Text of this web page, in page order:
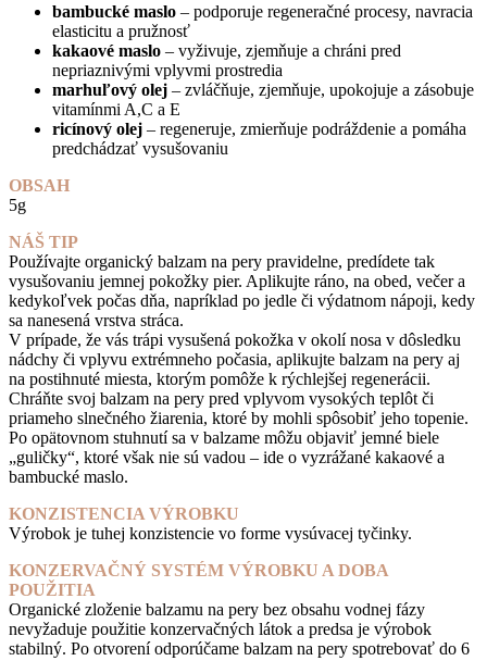
bambucké maslo – podporuje regeneračné procesy, navracia
elasticitu a pružnosť
kakaové maslo – vyživuje, zjemňuje a chráni pred
nepriaznivými vplyvmi prostredia
marhuľový olej – zvláčňuje, zjemňuje, upokojuje a zásobuje
vitamínmi A,C a E
ricínový olej – regeneruje, zmierňuje podráždenie a pomáha
predchádzať vysušovaniu
OBSAH
5g
NÁŠ TIP
Používajte organický balzam na pery pravidelne, predídete tak
vysušovaniu jemnej pokožky pier. Aplikujte ráno, na obed, večer a
kedykoľvek počas dňa, napríklad po jedle či výdatnom nápoji, kedy
sa nanesená vrstva stráca.
V prípade, že vás trápi vysušená pokožka v okolí nosa v dôsledku
nádchy či vplyvu extrémneho počasia, aplikujte balzam na pery aj
na postihnuté miesta, ktorým pomôže k rýchlejšej regenerácii.
Chráňte svoj balzam na pery pred vplyvom vysokých teplôt či
priameho slnečného žiarenia, ktoré by mohli spôsobiť jeho topenie.
Po opätovnom stuhnutí sa v balzame môžu objaviť jemné biele
„guličky“, ktoré však nie sú vadou – ide o vyzrážané kakaové a
bambucké maslo.
KONZISTENCIA VÝROBKU
Výrobok je tuhej konzistencie vo forme vysúvacej tyčinky.
KONZERVAČNÝ SYSTÉM VÝROBKU A DOBA
POUŽITIA
Organické zloženie balzamu na pery bez obsahu vodnej fázy
nevyžaduje použitie konzervačných látok a predsa je výrobok
stabilný. Po otvorení odporúčame balzam na pery spotrebovať do 6